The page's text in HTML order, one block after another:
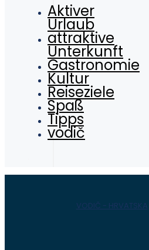
Aktiver
Urlaub
attraktive
Unterkunft
Gastronomie
Kultur
Reiseziele
Spaß
Tipps
vodič
VODIČ - HRVATSKA